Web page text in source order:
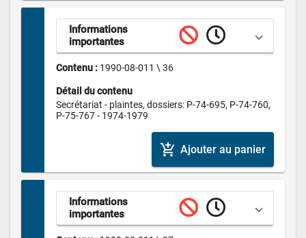
Informations
importantes
Contenu : 1990-08-011 \ 36
Détail du contenu
Secrétariat - plaintes, dossiers: P-74-695, P-74-760,
P-75-767 - 1974-1979
add_shopping_cart Ajouter au panier
Informations
importantes